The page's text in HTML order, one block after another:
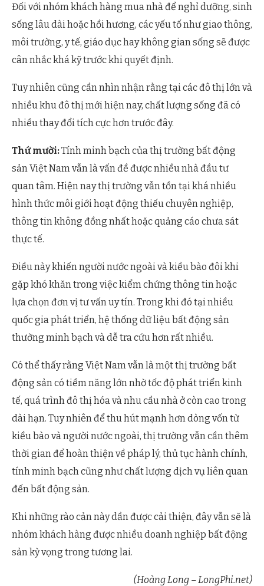
Đối với nhóm khách hàng mua nhà để nghỉ dưỡng, sinh
sống lâu dài hoặc hồi hương, các yếu tố như giao thông,
môi trường, y tế, giáo dục hay không gian sống sẽ được
cân nhắc khá kỹ trước khi quyết định.
Tuy nhiên cũng cần nhìn nhận rằng tại các đô thị lớn và
nhiều khu đô thị mới hiện nay, chất lượng sống đã có
nhiều thay đổi tích cực hơn trước đây.
Thứ mười:Tính minh bạch của thị trường bất động
sản Việt Nam vẫn là vấn đề được nhiều nhà đầu tư
quan tâm. Hiện nay thị trường vẫn tồn tại khá nhiều
hình thức môi giới hoạt động thiếu chuyên nghiệp,
thông tin không đồng nhất hoặc quảng cáo chưa sát
thực tế.
Điều này khiến người nước ngoài và kiều bào đôi khi
gặp khó khăn trong việc kiểm chứng thông tin hoặc
lựa chọn đơn vị tư vấn uy tín. Trong khi đó tại nhiều
quốc gia phát triển, hệ thống dữ liệu bất động sản
thường minh bạch và dễ tra cứu hơn rất nhiều.
Có thể thấy rằng Việt Nam vẫn là một thị trường bất
động sản có tiềm năng lớn nhờ tốc độ phát triển kinh
tế, quá trình đô thị hóa và nhu cầu nhà ở còn cao trong
dài hạn. Tuy nhiên để thu hút mạnh hơn dòng vốn từ
kiều bào và người nước ngoài, thị trường vẫn cần thêm
thời gian để hoàn thiện về pháp lý, thủ tục hành chính,
tính minh bạch cũng như chất lượng dịch vụ liên quan
đến bất động sản.
Khi những rào cản này dần được cải thiện, đây vẫn sẽ là
nhóm khách hàng được nhiều doanh nghiệp bất động
sản kỳ vọng trong tương lai.
(Hoàng Long – LongPhi.net)